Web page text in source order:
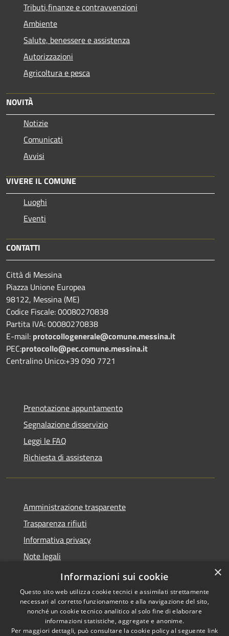
Tributi,finanze e contravvenzioni
Ambiente
Salute, benessere e assistenza
Autorizzazioni
Agricoltura e pesca
NOVITÀ
Notizie
Comunicati
Avvisi
VIVERE IL COMUNE
Luoghi
Eventi
CONTATTI
Città di Messina
Piazza Unione Europea
98122, Messina (ME)
Codice Fiscale: 00080270838
Partita IVA: 00080270838
E-mail: protocollogenerale@comune.messina.it
PEC:protocollo@pec.comune.messina.it
Centralino Unico:+39 090 7721
Prenotazione appuntamento
Segnalazione disservizio
Leggi le FAQ
Richiesta di assistenza
Amministrazione trasparente
Trasparenza rifiuti
Informativa privacy
Note legali
Dichiarazione di accessibilità
Copyright © 2026 • Città di
×
Informazioni sui cookie
Questo sito web utilizza cookie tecnici e assimilati strettamente
necessari al corretto funzionamento e alla navigazione del sito,
nonché un cookie tecnico analitico al solo fine di elaborare
informazioni statistiche, aggregate e anonime.
Per maggiori dettagli, può consultare la cookie policy al seguente link